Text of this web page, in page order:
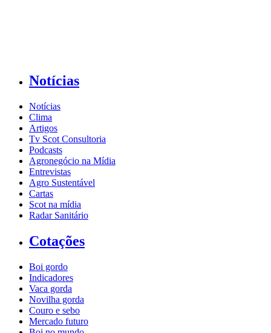
Notícias
Notícias
Clima
Artigos
Tv Scot Consultoria
Podcasts
Agronegócio na Mídia
Entrevistas
Agro Sustentável
Cartas
Scot na mídia
Radar Sanitário
Cotações
Boi gordo
Indicadores
Vaca gorda
Novilha gorda
Couro e sebo
Mercado futuro